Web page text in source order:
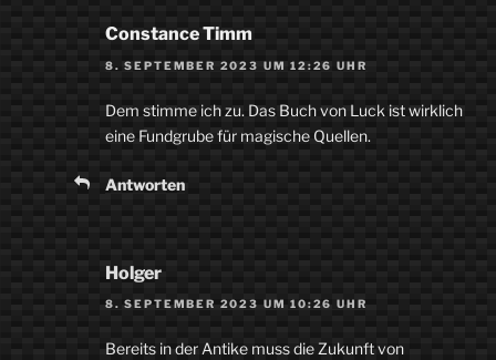
Constance Timm
8. SEPTEMBER 2023 UM 12:26 UHR
Dem stimme ich zu. Das Buch von Luck ist wirklich
eine Fundgrube für magische Quellen.
Antworten
Holger
8. SEPTEMBER 2023 UM 10:26 UHR
Bereits in der Antike muss die Zukunft von